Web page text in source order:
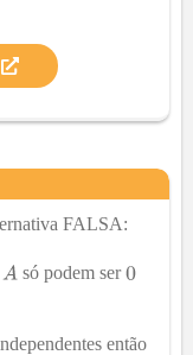
FALSA:
só podem ser
então